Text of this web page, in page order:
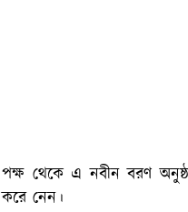
পক্ষ থেকে এ নবীন বরণ
নেন।